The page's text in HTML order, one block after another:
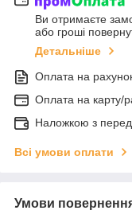
Ви отримаєте
або гроші
Детальніше
Оплата на
Оплата на карту/
Наложкою з
Всі умови оплати
Умови